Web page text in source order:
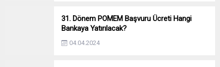
31. Dönem POMEM Başvuru Ücreti Hangi
Bankaya Yatırılacak?
04.04.2024